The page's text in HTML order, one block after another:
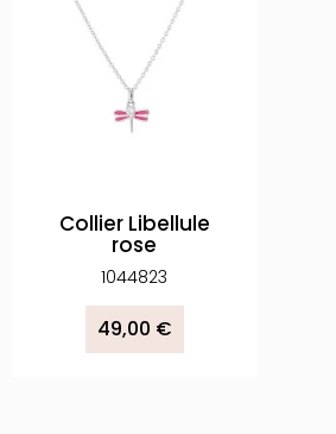
Collier Libellule
rose
1044823
49,00 €